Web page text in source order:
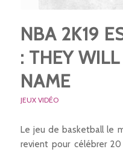
NBA 2K19
: THEY
NAME
JEUX VIDÉO
Le jeu de basketball le
revient pour célébrer 20